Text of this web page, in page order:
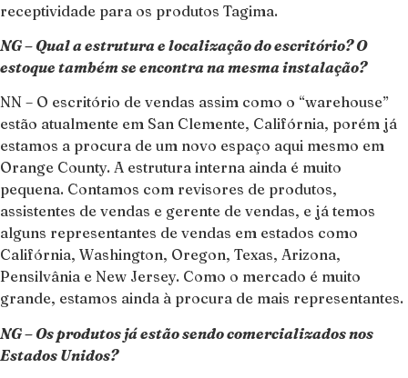
receptividade para os produtos Tagima.
NG – Qual a estrutura e localização do escritório? O
estoque também se encontra na mesma instalação?
NN – O escritório de vendas assim como o “warehouse”
estão atualmente em San Clemente, Califórnia, porém já
estamos a procura de um novo espaço aqui mesmo em
Orange County. A estrutura interna ainda é muito
pequena. Contamos com revisores de produtos,
assistentes de vendas e gerente de vendas, e já temos
alguns representantes de vendas em estados como
Califórnia, Washington, Oregon, Texas, Arizona,
Pensilvânia e New Jersey. Como o mercado é muito
grande, estamos ainda à procura de mais representantes.
NG – Os produtos já estão sendo comercializados nos
Estados Unidos?